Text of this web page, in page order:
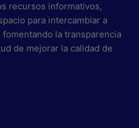
recursos informativos,
para intercambiar a
la transparencia
de mejorar la calidad de